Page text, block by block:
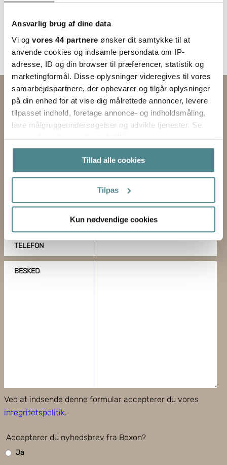
Ansvarlig brug af dine data
Vi og vores 44 partnere ønsker dit samtykke til at
anvende cookies og indsamle persondata om IP-
adresse, ID og din browser til præferencer, statistik og
marketingformål. Disse oplysninger videregives til vores
samarbejdspartnere, der opbevarer og tilgår oplysninger
på din enhed for at vise dig målrettede annoncer, levere
tilpasset indhold, foretage annonce- og indholdsmåling,
lave målgruppeundersøgelser og udvikle tjenester. Se
mere information underindstillingerog i vores
persondatapolitik. Du kan altid trække dit samtykke
tilbage eller ændre indstillinger fra vores
"Cookiedeklaration", eller ved at trykke på "Privacy
Hvis du tillader det, vil vi også gerne:
Indsamle præcise oplysninger om din placering,
Identificere din enhed baseret på en scanning af
dens unikke karakteristika (fingerprinting)
Dine valg anvendes på hele websitet.
Tillad alle cookies
Tilpas
Kun nødvendige cookies
Kontakt os via formularen
EMNE
TELEFON
BESKED
Ved at indsende denne formular accepterer du vores
integritetspolitik.
Accepterer du nyhedsbrev fra Boxon?
Ja